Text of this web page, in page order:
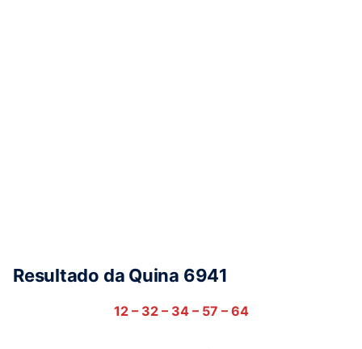
Resultado da Quina 6941
12 – 32 – 34 – 57 – 64